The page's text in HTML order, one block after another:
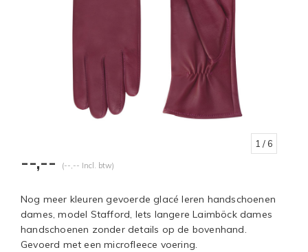
1 / 6
--,-- (--,-- Incl. btw)
Nog meer kleuren gevoerde glacé leren handschoenen
dames, model Stafford, Iets langere Laimböck dames
handschoenen zonder details op de bovenhand.
Gevoerd met een microfleece voering.